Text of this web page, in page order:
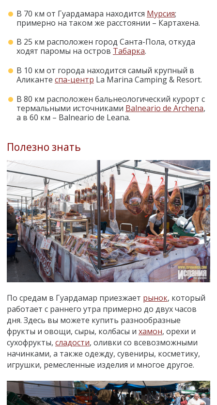
В 70 км от Гуардамара находится Мурсия;
примерно на таком же расстоянии – Картахена.
В 25 км расположен город Санта-Пола, откуда
ходят паромы на остров Табарка.
В 10 км от города находится самый крупный в
Аликанте спа-центр La Marina Camping & Resort.
В 80 км расположен бальнеологический курорт с
термальными источниками Balneario de Archena,
а в 60 км – Balneario de Leana.
Полезно знать
По средам в Гуардамар приезжает рынок, который
работает с раннего утра примерно до двух часов
дня. Здесь вы можете купить разнообразные
фрукты и овощи, сыры, колбасы и хамон, орехи и
сухофрукты, сладости, оливки со всевозможными
начинками, а также одежду, сувениры, косметику,
игрушки, ремесленные изделия и многое другое.